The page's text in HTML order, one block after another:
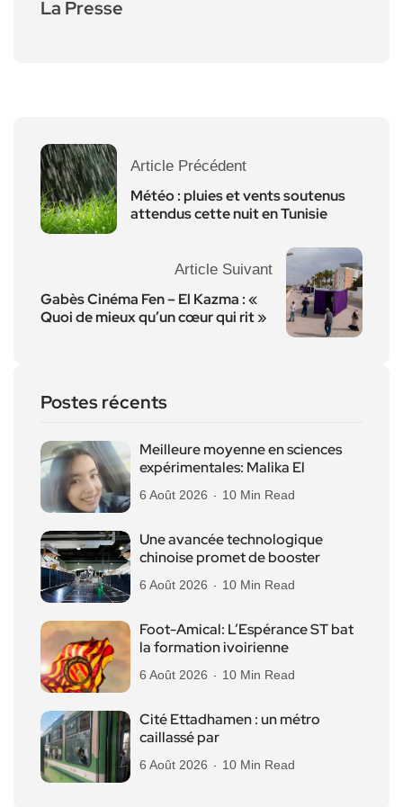
La Presse
Article Précédent
Météo : pluies et vents soutenus
attendus cette nuit en Tunisie
Article Suivant
Gabès Cinéma Fen – El Kazma : «
Quoi de mieux qu’un cœur qui rit »
Postes récents
Meilleure moyenne en sciences
expérimentales: Malika El
6 Août 2026 10 Min Read
Une avancée technologique
chinoise promet de booster
6 Août 2026 10 Min Read
Foot-Amical: L’Espérance ST bat
la formation ivoirienne
6 Août 2026 10 Min Read
Cité Ettadhamen : un métro
caillassé par
6 Août 2026 10 Min Read